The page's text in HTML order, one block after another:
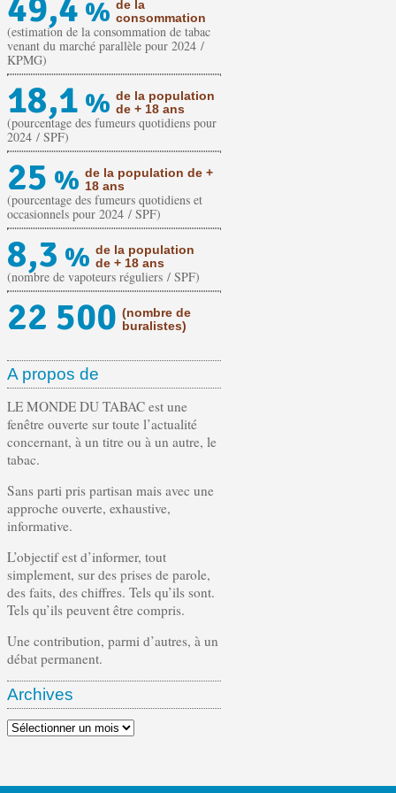
49,4 % de la
consommation
(estimation de la consommation de tabac
venant du marché parallèle pour 2024 /
KPMG)
18,1 % de la population
de + 18 ans
(pourcentage des fumeurs quotidiens pour
2024 / SPF)
25 % de la population de +
18 ans
(pourcentage des fumeurs quotidiens et
occasionnels pour 2024 / SPF)
8,3 % de la population
de + 18 ans
(nombre de vapoteurs réguliers / SPF)
22 500 (nombre de
buralistes)
A propos de
LE MONDE DU TABAC est une
fenêtre ouverte sur toute l’actualité
concernant, à un titre ou à un autre, le
tabac.
Sans parti pris partisan mais avec une
approche ouverte, exhaustive,
informative.
L’objectif est d’informer, tout
simplement, sur des prises de parole,
des faits, des chiffres. Tels qu’ils sont.
Tels qu’ils peuvent être compris.
Une contribution, parmi d’autres, à un
débat permanent.
Archives
Archives